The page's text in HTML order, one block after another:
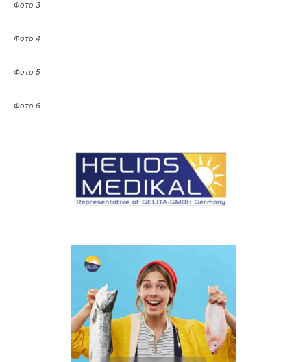
Фото 3
Фото 4
Фото 5
Фото 6